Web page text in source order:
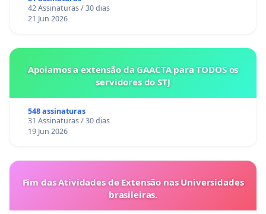
42 Assinaturas / 30 dias
21 Jun 2026
Apoiamos a extensão da GAACTA para TODOS os
servidores do STJ
548 assinaturas
31 Assinaturas / 30 dias
19 Jun 2026
Fim das Atividades de Extensão nas Universidades
brasileiras.